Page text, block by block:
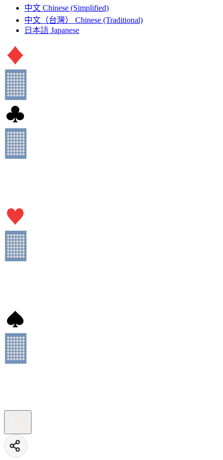
中文 Chinese (Simplified)
中文（台灣）
Chinese (Traditional)
日本語 Japanese